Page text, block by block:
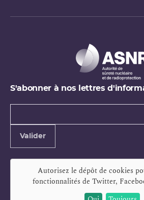
S'abonner à nos lettres
Types de
mail
Valider
Autorisez le dépôt de cookies
fonctionnalités de Twitter,